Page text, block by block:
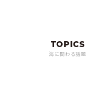
海に関わる話題